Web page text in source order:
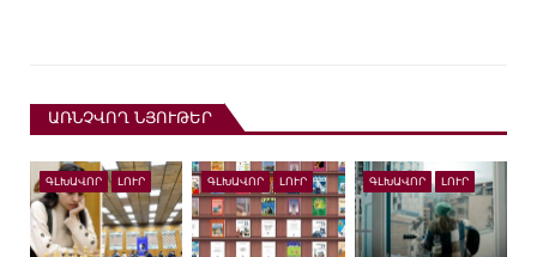
ԱՌՆՉՎՈՂ ՆՅՈՒԹԵՐ
ԳԼԽԱՎՈՐ ԼՈՒՐ ԳԼԽԱՎՈՐ ԼՈՒՐ ԳԼԽԱՎՈՐ ԼՈՒՐ